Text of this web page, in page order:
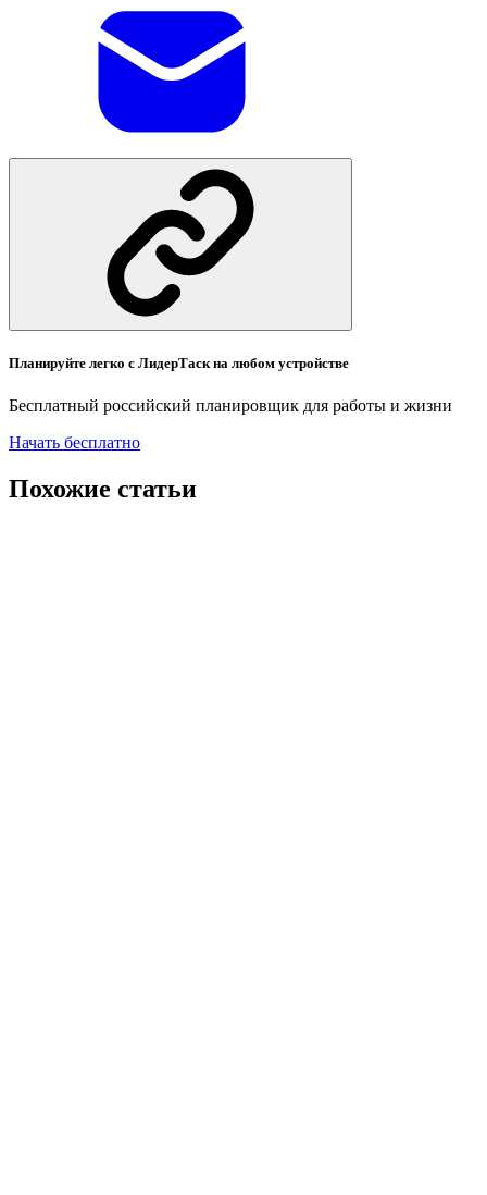
Планируйте легко с ЛидерТаск на любом устройстве
Бесплатный российский планировщик для работы и жизни
Начать бесплатно
Похожие статьи